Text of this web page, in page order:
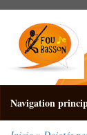
contenido
principal
Navigation